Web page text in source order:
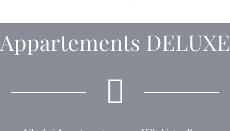
Appartements DELUXE